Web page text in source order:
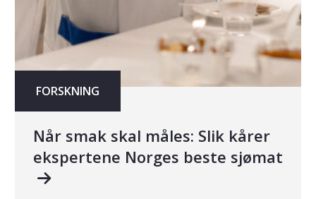
FORSKNING
Når smak skal måles: Slik kårer
ekspertene Norges beste sjømat